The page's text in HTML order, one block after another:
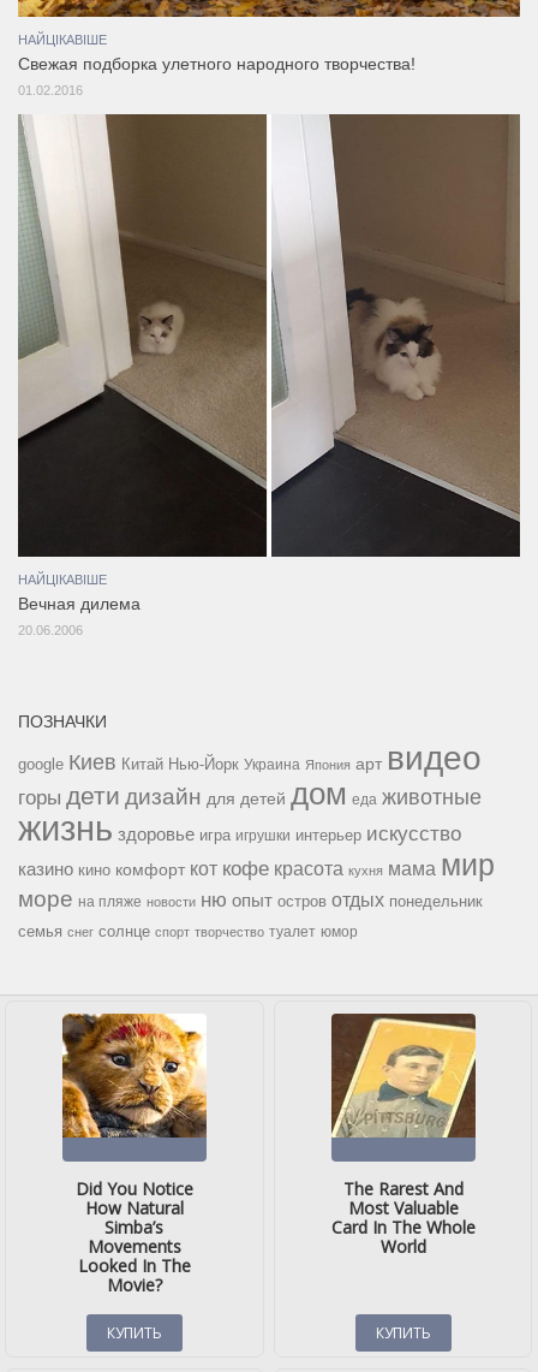
НАЙЦІКАВІШЕ
Свежая подборка улетного народного творчества!
01.02.2016
НАЙЦІКАВІШЕ
Вечная дилема
20.06.2006
ПОЗНАЧКИ
google Киев Китай Нью-Йорк Украина Япония арт видео
горы дети дизайн для детей дом еда животные
жизнь здоровье игра игрушки интерьер искусство
казино кино комфорт кот кофе красота кухня мама мир
море на пляже новости ню опыт остров отдых понедельник
семья снег солнце спорт творчество туалет юмор